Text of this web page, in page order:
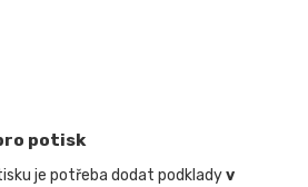
potisk
je potřeba dodat podkladyv